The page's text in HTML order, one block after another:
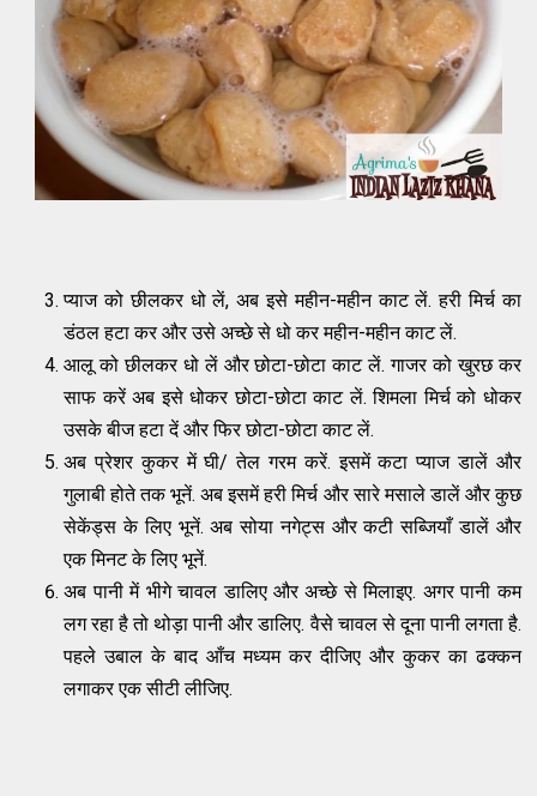
प्याज को छीलकर धो लें, अब इसे महीन-महीन काट लें. हरी मिर्च का
डंठल हटा कर और उसे अच्छे से धो कर महीन-महीन काट लें.
आलू को छीलकर धो लें और छोटा-छोटा काट लें. गाजर को खुरछ कर
साफ करें अब इसे धोकर छोटा-छोटा काट लें. शिमला मिर्च को धोकर
उसके बीज हटा दें और फिर छोटा-छोटा काट लें.
अब प्रेशर कुकर में घी/ तेल गरम करें. इसमें कटा प्याज डालें और
गुलाबी होते तक भूनें. अब इसमें हरी मिर्च और सारे मसाले डालें और कुछ
सेकेंड्स के लिए भूनें. अब सोया नगेट्स और कटी सब्जियाँ डालें और
एक मिनट के लिए भूनें.
अब पानी में भीगे चावल डालिए और अच्छे से मिलाइए. अगर पानी कम
लग रहा है तो थोड़ा पानी और डालिए. वैसे चावल से दूना पानी लगता है.
पहले उबाल के बाद आँच मध्यम कर दीजिए और कुकर का ढक्कन
लगाकर एक सीटी लीजिए.